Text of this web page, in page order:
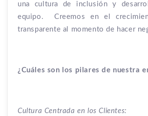
una cultura de inclusión y
equipo.
Creemos en el
transparente al momento de hacer
¿Cuáles son los pilares de nuestra
Cultura Centrada en los Clientes: